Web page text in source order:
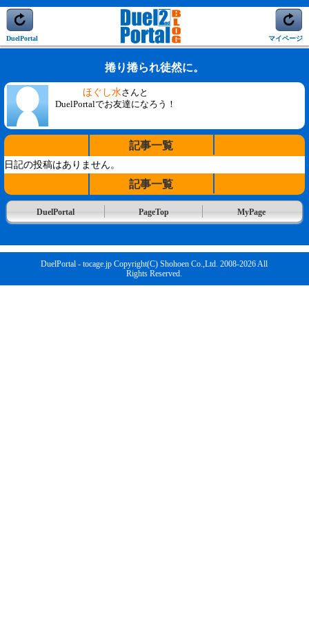
DuelPortal マイページ
捲り捲られ徒然に。
ほぐし水さんと
DuelPortalでお友達になろう！
記事一覧
日記の投稿はありません。
記事一覧
DuelPortal PageTop MyPage
DuelPortal - tocage.jp Copyright(C) Shohoen Co.,Ltd. 2008-2026 All
Rights Reserved.